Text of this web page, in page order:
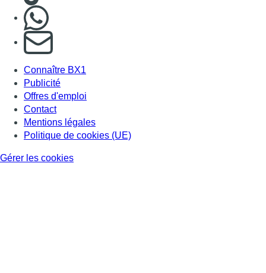
S'abonner à notre newsletter
Connaître BX1
Publicité
Offres d'emploi
Contact
Mentions légales
Politique de cookies (UE)
Gérer les cookies